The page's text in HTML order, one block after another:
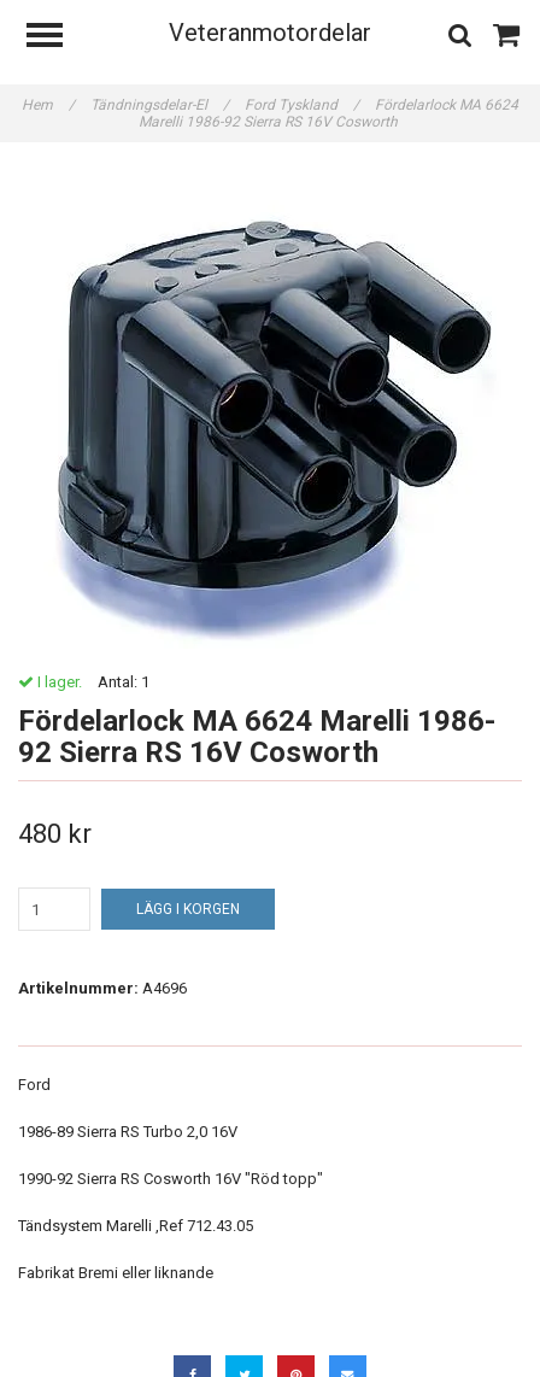
Veteranmotordelar
Hem / Tändningsdelar-El / Ford Tyskland /
Fördelarlock MA 6624
Marelli 1986-92 Sierra RS 16V Cosworth
I lager. Antal: 1
Fördelarlock MA 6624 Marelli 1986-
92 Sierra RS 16V Cosworth
480 kr
LÄGG I KORGEN
Artikelnummer: A4696
Ford
1986-89 Sierra RS Turbo 2,0 16V
1990-92 Sierra RS Cosworth 16V "Röd topp"
Tändsystem Marelli ,Ref 712.43.05
Fabrikat Bremi eller liknande